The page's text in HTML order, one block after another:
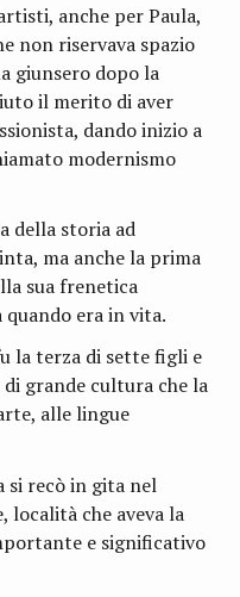
anche per Paula,
non riservava spazio
giunsero dopo la
il merito di aver
dando inizio a
modernismo
della storia ad
ma anche la prima
sua frenetica
era in vita.
la terza di sette figli e
grande cultura che la
alle lingue
si recò in gita nel
località che aveva la
e significativo